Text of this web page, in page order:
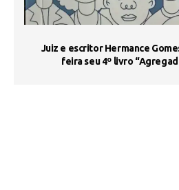
Juiz e escritor Hermance
feira seu 4º livro